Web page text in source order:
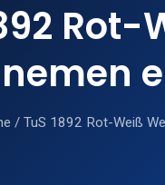
Rot-
/ TuS 1892 Rot-Weiß